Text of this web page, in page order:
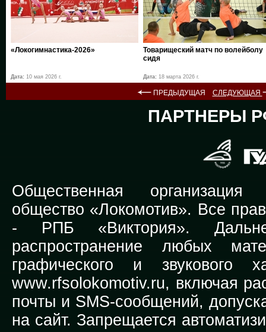
«Локогимнастика-2026»
Дата: 10 мая 2026 г.
Товарищеский матч по волейболу
сидя
Дата: 18 марта 2026 г.
ПРЕДЫДУЩАЯ СЛЕДУЮЩАЯ
ПАРТНЕРЫ
Общественная организация
общество «Локомотив». Все
- РПБ «Виктория».
распространение любых
графического и звукового
www.rfsolokomotiv.ru, включая
почты и SMS-сообщений,
на сайт. Запрещается